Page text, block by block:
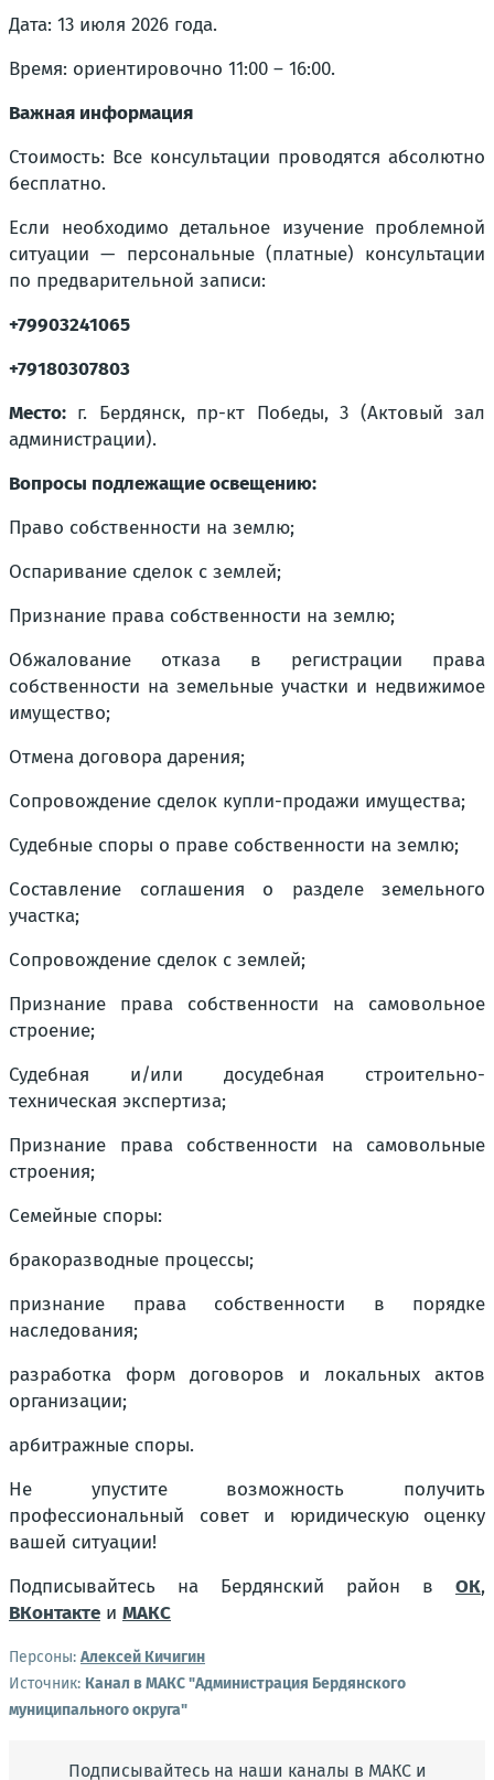
Дата: 13 июля 2026 года.
Время: ориентировочно 11:00 – 16:00.
Важная информация
Стоимость: Все консультации проводятся абсолютно
бесплатно.
Если необходимо детальное изучение проблемной
ситуации — персональные (платные) консультации
по предварительной записи:
+79903241065
+79180307803
Место: г. Бердянск, пр-кт Победы, 3 (Актовый зал
администрации).
Вопросы подлежащие освещению:
Право собственности на землю;
Оспаривание сделок с землей;
Признание права собственности на землю;
Обжалование отказа в регистрации права
собственности на земельные участки и недвижимое
имущество;
Отмена договора дарения;
Сопровождение сделок купли-продажи имущества;
Судебные споры о праве собственности на землю;
Составление соглашения о разделе земельного
участка;
Сопровождение сделок с землей;
Признание права собственности на самовольное
строение;
Судебная и/или досудебная строительно-
техническая экспертиза;
Признание права собственности на самовольные
строения;
Семейные споры:
бракоразводные процессы;
признание права собственности в порядке
наследования;
разработка форм договоров и локальных актов
организации;
арбитражные споры.
Не упустите возможность получить
профессиональный совет и юридическую оценку
вашей ситуации!
Подписывайтесь на Бердянский район в ОК,
ВКонтакте и МАКС
Персоны: Алексей Кичигин
Источник: Канал в МАКС "Администрация Бердянского
муниципального округа"
Подписывайтесь на наши каналы в МАКС и